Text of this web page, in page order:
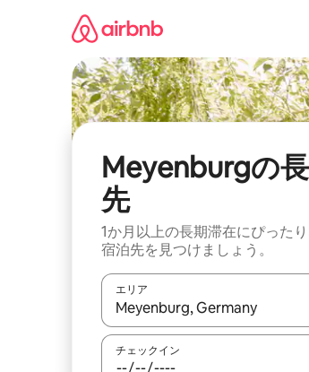
Meyenburgの
先
1か月以上の長期滞在にぴった
宿泊先を見つけましょう。
エリア
検索結果が表示されたら、上下
チェックイン